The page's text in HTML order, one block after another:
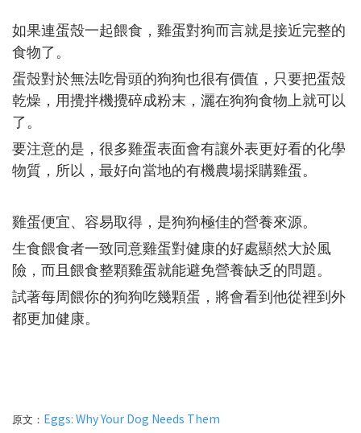
如果連蛋殼一起餵食，雞蛋對狗而言就是接近完整的
食物了。
蛋殼對於無法吃骨頭的狗狗也很有價值，只要把蛋殼
乾燥，用攪拌機攪碎成粉末，灑在狗狗食物上就可以
了。
要注意的是，很多雞蛋表面會有讓外表更好看的化學
物質，所以，最好向當地的有機農場採購雞蛋。
雞蛋便宜、容易取得，是狗狗極佳的營養來源。
生食餵食者一致同意雞蛋對健康的好處顯然大於風
險，而且餵食整顆雞蛋就能避免營養缺乏的問題。
試著每周餵你的狗狗吃幾顆蛋，將會看到他從裡到外
都更加健康。
原文： Eggs: Why Your Dog Needs Them